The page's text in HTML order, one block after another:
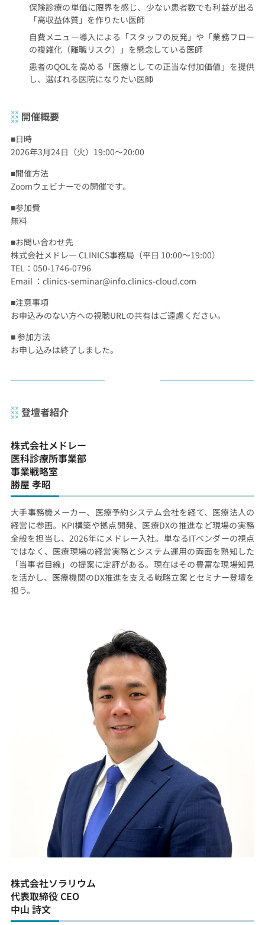
保険診療の単価に限界を感じ、少ない患者数でも利益が出る
「高収益体質」を作りたい医師
自費メニュー導入による「スタッフの反発」や「業務フロー
の複雑化（離職リスク）」を懸念している医師
患者のQOLを高める「医療としての正当な付加価値」を提供
し、選ばれる医院になりたい医師
開催概要
■日時
2026年3月24日（火）19:00〜20:00
■開催方法
Zoomウェビナーでの開催です。
■参加費
無料
■お問い合わせ先
株式会社メドレー CLINICS事務局（平日 10:00〜19:00）
TEL：050-1746-0796
Email ：clinics-seminar@info.clinics-cloud.com
■注意事項
お申込みのない方への視聴URLの共有はご遠慮ください。
■ 参加方法
お申し込みは終了しました。
登壇者紹介
株式会社メドレー
医科診療所事業部
事業戦略室
勝屋 孝昭
大手事務機メーカー、医療予約システム会社を経て、医療法人の
経営に参画。KPI構築や拠点開発、医療DXの推進など現場の実務
全般を担当し、2026年にメドレー入社。単なるITベンダーの視点
ではなく、医療現場の経営実務とシステム運用の両面を熟知した
「当事者目線」の提案に定評がある。現在はその豊富な現場知見
を活かし、医療機関のDX推進を支える戦略立案とセミナー登壇を
担う。
株式会社ソラリウム
代表取締役 CEO
中山 詩文